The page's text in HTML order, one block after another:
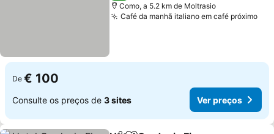
Como, a 5.2 km de Moltrasio
Café da manhã italiano em café próximo
De € 100
Consulte os preços de 3 sites Ver preços